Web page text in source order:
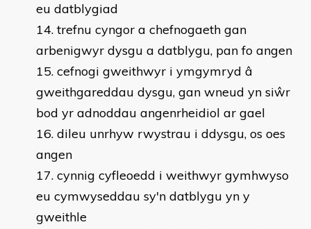
eu datblygiad
trefnu cyngor a chefnogaeth gan
arbenigwyr dysgu a datblygu, pan fo angen
cefnogi gweithwyr i ymgymryd â
gweithgareddau dysgu, gan wneud yn siŵr
bod yr adnoddau angenrheidiol ar gael
dileu unrhyw rwystrau i ddysgu, os oes
angen
cynnig cyfleoedd i weithwyr gymhwyso
eu cymwyseddau sy'n datblygu yn y
gweithle